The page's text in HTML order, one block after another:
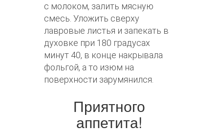
с молоком, залить мясную
смесь. Уложить сверху
лавровые листья и запекать в
духовке при 180 градусах
минут 40, в конце накрывала
фольгой, а то изюм на
поверхности зарумянился.
Приятного
аппетита!